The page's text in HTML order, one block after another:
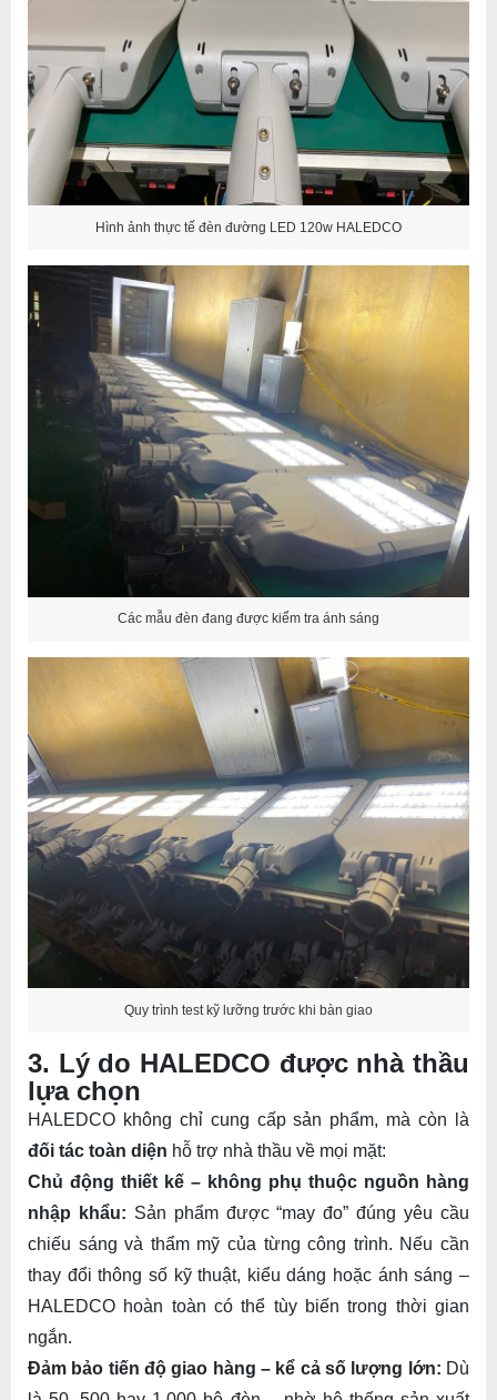
Hình ảnh thực tế đèn đường LED 120w HALEDCO
Các mẫu đèn đang được kiểm tra ánh sáng
Quy trình test kỹ lưỡng trước khi bàn giao
3. Lý do HALEDCO được nhà thầu
lựa chọn
HALEDCO không chỉ cung cấp sản phẩm, mà còn là
đối tác toàn diện hỗ trợ nhà thầu về mọi mặt:
Chủ động thiết kế – không phụ thuộc nguồn hàng
nhập khẩu: Sản phẩm được “may đo” đúng yêu cầu
chiếu sáng và thẩm mỹ của từng công trình. Nếu cần
thay đổi thông số kỹ thuật, kiểu dáng hoặc ánh sáng –
HALEDCO hoàn toàn có thể tùy biến trong thời gian
ngắn.
Đảm bảo tiến độ giao hàng – kể cả số lượng lớn: Dù